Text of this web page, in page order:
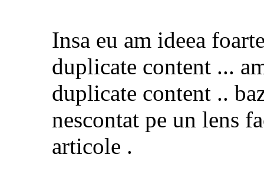
Insa eu am ideea
duplicate content ...
duplicate content ..
nescontat pe un lens
articole .